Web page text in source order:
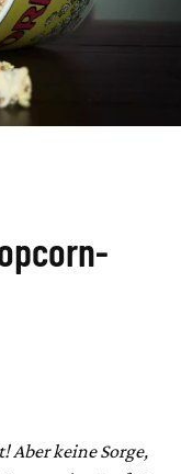
Aber keine Sorge,